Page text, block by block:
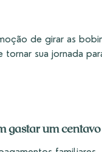
de girar as
sua jornada
gastar um centavo